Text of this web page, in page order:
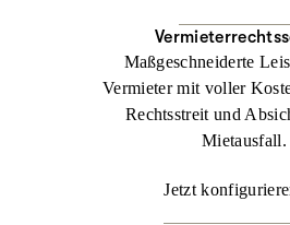
Maßgeschneiderte
Vermieter mit voller
Rechtsstreit und
Mietausfall.
Jetzt